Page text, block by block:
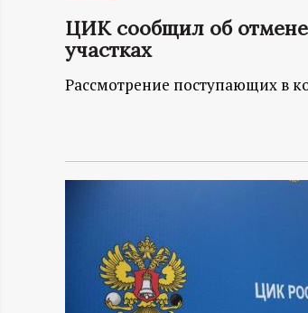
Н
-
н
ЦИК сообщил об отмене
участках
Рассмотрение поступающих в